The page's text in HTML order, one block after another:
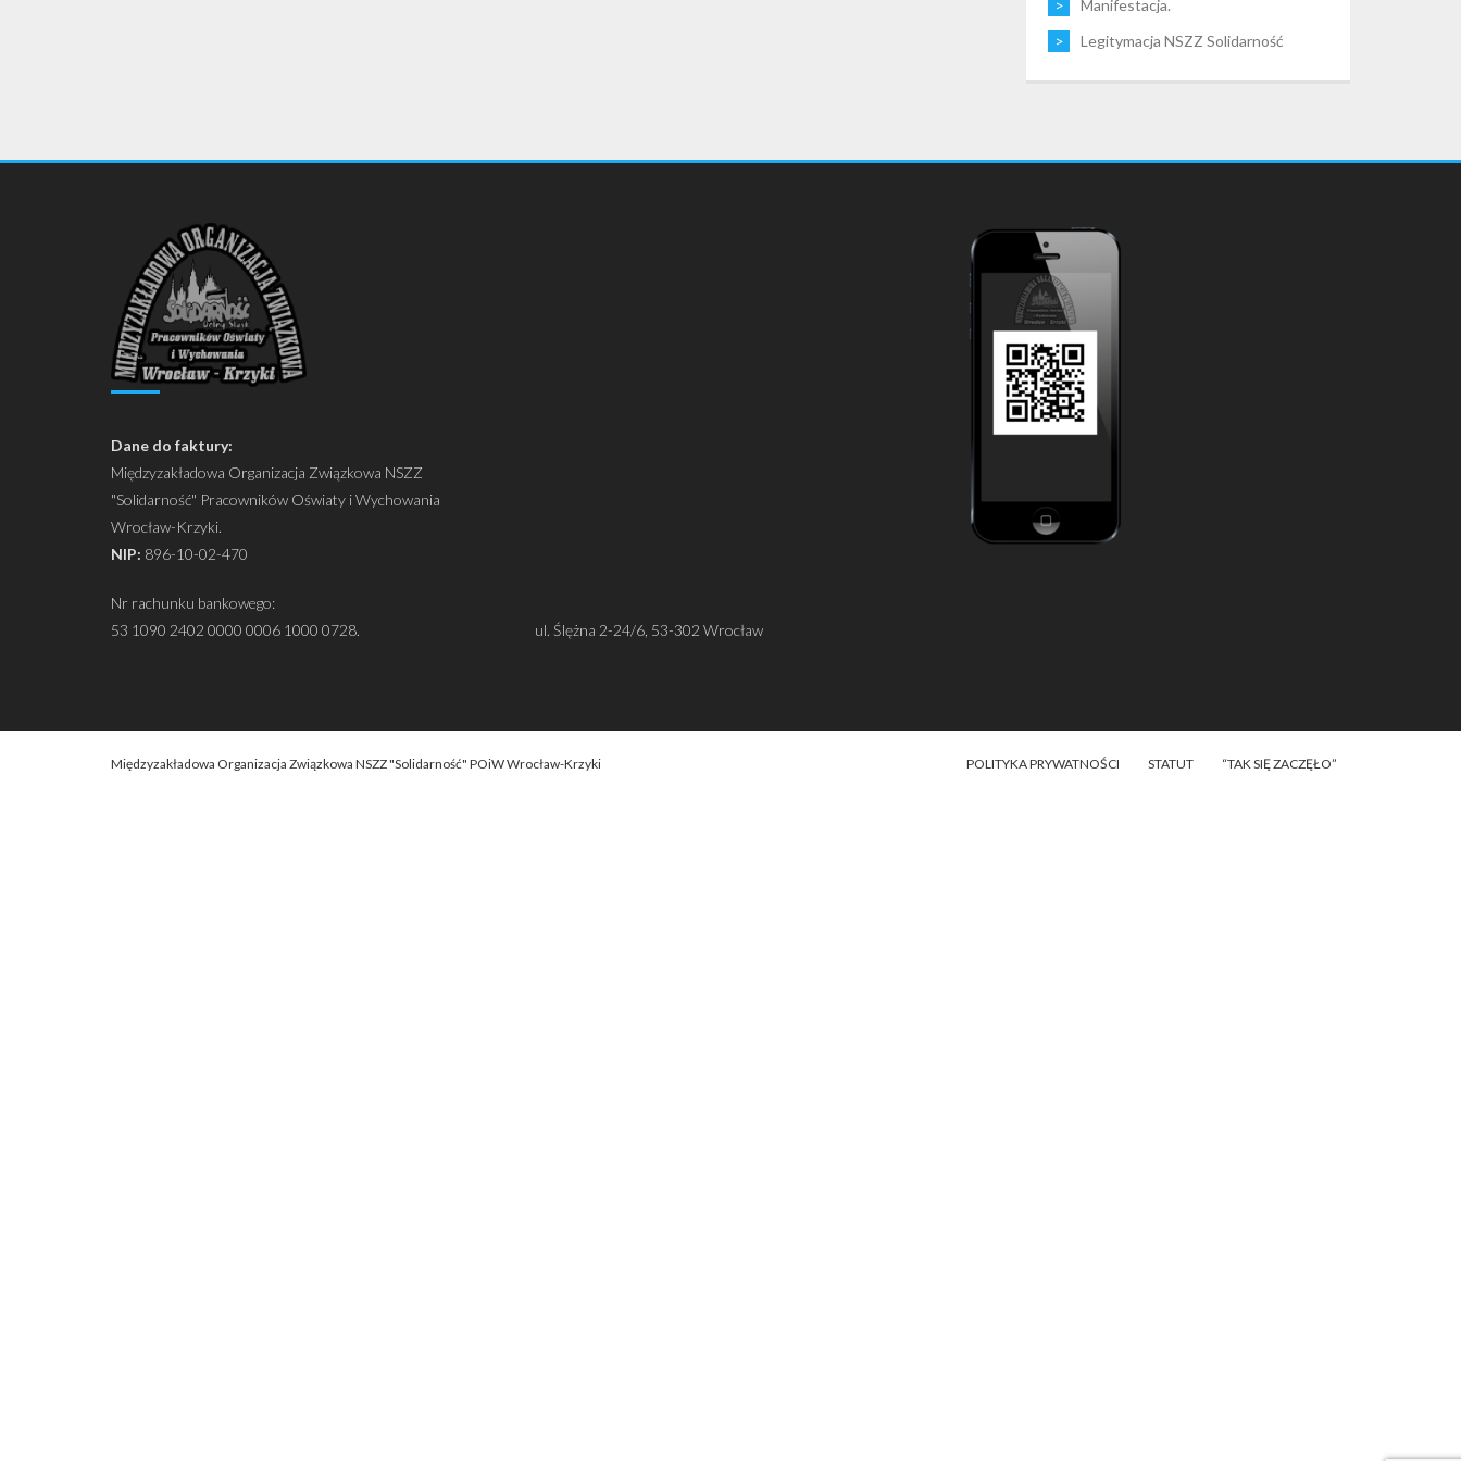
Manifestacja.
Legitymacja NSZZ Solidarność
Dane do faktury:
Międzyzakładowa Organizacja Związkowa NSZZ
"Solidarność" Pracowników Oświaty i Wychowania
Wrocław-Krzyki.
NIP: 896-10-02-470
Nr rachunku bankowego:
53 1090 2402 0000 0006 1000 0728.
ul. Ślężna 2-24/6, 53-302 Wrocław
Międzyzakładowa Organizacja Związkowa NSZZ "Solidarność" POiW Wrocław-Krzyki POLITYKA PRYWATNOŚCI STATUT “TAK SIĘ ZACZĘŁO”